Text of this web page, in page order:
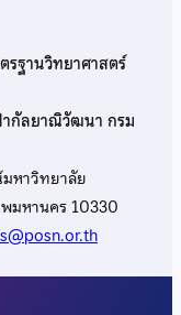
รฐานวิทยาศาสตร์
ากัลยาณิวัฒนา กรม
หาวิทยาลัย
มหานคร 10330